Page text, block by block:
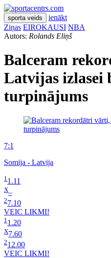
sporta veids
ienākt
Ziņas EIROKAUSI NBA
Autors: Rolands Eliņš
Balceram
Latvijas izlasei
turpinājums
7:1
Somija - Latvija
1 1.11
X–
27.10
VEIC LIKMI!
1 1.20
X7.60
212.00
VEIC LIKMI!